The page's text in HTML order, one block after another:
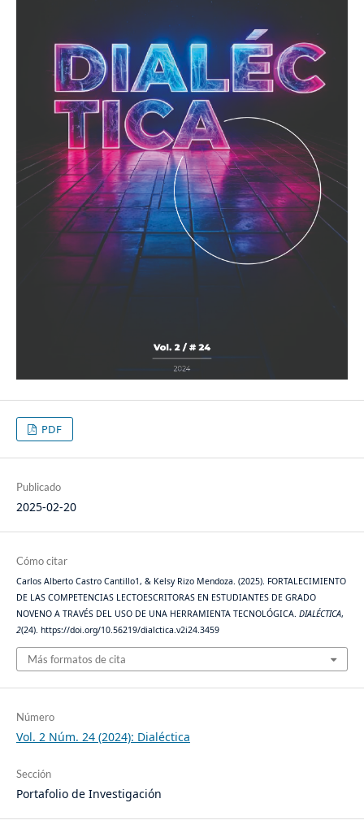
PDF
Publicado
2025-02-20
Cómo citar
Carlos Alberto Castro Cantillo1, & Kelsy Rizo Mendoza. (2025). FORTALECIMIENTO
DE LAS COMPETENCIAS LECTOESCRITORAS EN ESTUDIANTES DE GRADO
NOVENO A TRAVÉS DEL USO DE UNA HERRAMIENTA TECNOLÓGICA. DIALÉCTICA,
2(24). https://doi.org/10.56219/dialctica.v2i24.3459
Más formatos de cita
Número
Vol. 2 Núm. 24 (2024): Dialéctica
Sección
Portafolio de Investigación